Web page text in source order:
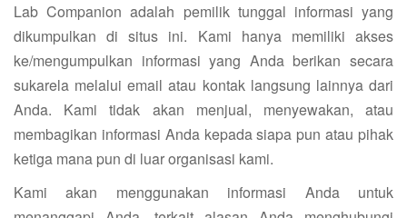
Lab Companion adalah pemilik tunggal informasi yang
dikumpulkan di situs ini. Kami hanya memiliki akses
ke/mengumpulkan informasi yang Anda berikan secara
sukarela melalui email atau kontak langsung lainnya dari
Anda. Kami tidak akan menjual, menyewakan, atau
membagikan informasi Anda kepada siapa pun atau pihak
ketiga mana pun di luar organisasi kami.
Kami akan menggunakan informasi Anda untuk